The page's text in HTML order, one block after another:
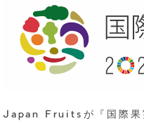
Japan Fruitsが『国際果